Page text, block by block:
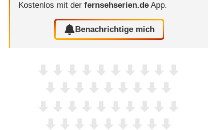
Kostenlos mit der fernsehserien.deApp.
Benachrichtige mich